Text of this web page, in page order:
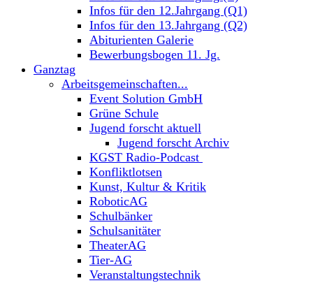
Infos für den 12.Jahrgang (Q1)
Infos für den 13.Jahrgang (Q2)
Abiturienten Galerie
Bewerbungsbogen 11. Jg.
Ganztag
Arbeitsgemeinschaften...
Event Solution GmbH
Grüne Schule
Jugend forscht aktuell
Jugend forscht Archiv
KGST Radio-Podcast
Konfliktlotsen
Kunst, Kultur & Kritik
RoboticAG
Schulbänker
Schulsanitäter
TheaterAG
Tier-AG
Veranstaltungstechnik